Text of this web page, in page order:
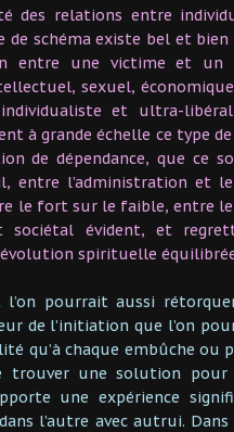
des relations entre
de schéma existe bel et
une victime et un
sexuel,
et ultra-
à grande échelle ce type
de dépendance, que ce
entre l’administration et
le fort sur le faible, entre
évident, et
spirituelle
l’on pourrait aussi
de l’initiation que l’on
qu’à chaque embûche ou
trouver une solution
une expérience
l’autre avec autrui.